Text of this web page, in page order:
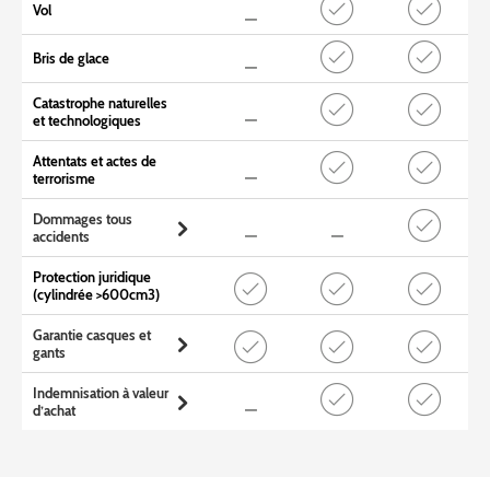
Vol
Bris de glace
Catastrophe naturelles
et technologiques
Attentats et actes de
terrorisme
Dommages tous
accidents
Protection juridique
(cylindrée >600cm3)
Garantie casques et
gants
Indemnisation à valeur
d’achat